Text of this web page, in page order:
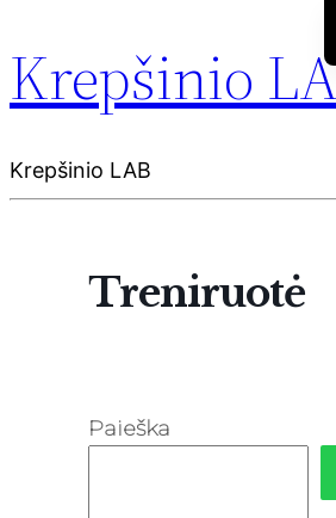
Krepšinio
Krepšinio LAB
Treniruotė
Paieška